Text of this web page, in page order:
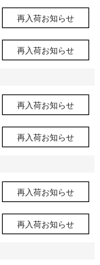
再入荷お知らせ
再入荷お知らせ
再入荷お知らせ
再入荷お知らせ
再入荷お知らせ
再入荷お知らせ